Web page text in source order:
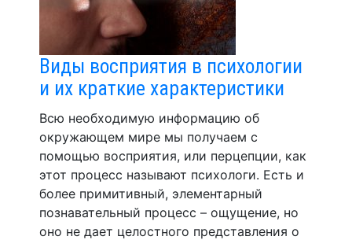
Виды восприятия в психологии
и их краткие характеристики
Всю необходимую информацию об
окружающем мире мы получаем с
помощью восприятия, или перцепции, как
этот процесс называют психологи. Есть и
более примитивный, элементарный
познавательный процесс – ощущение, но
оно не дает целостного представления о